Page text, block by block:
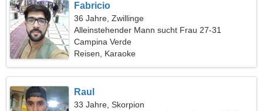
Fabricio
36 Jahre, Zwillinge
Alleinstehender Mann sucht Frau 27-31
Campina Verde
Reisen, Karaoke
Raul
33 Jahre, Skorpion